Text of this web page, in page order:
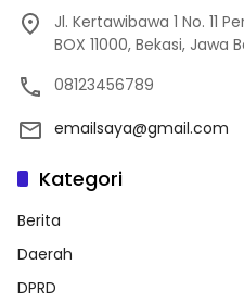
Jl. Kertawibawa 1 No. 11
BOX 11000, Bekasi, Jawa
08123456789
emailsaya@gmail.com
Kategori
Berita
Daerah
DPRD